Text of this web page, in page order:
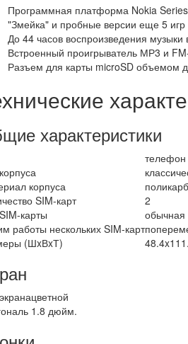
Программная платформа Nokia
"Змейка" и пробные версии еще 5 игр
До 44 часов воспроизведения
Встроенный проигрыватель МР3 и
Разъем для карты microSD объемом
характеристики
телефон
корпуса
SIM-карт
2
карты
обычная
работы нескольких SIM-карт
(ШxВxТ)
цветной
1.8 дюйм.